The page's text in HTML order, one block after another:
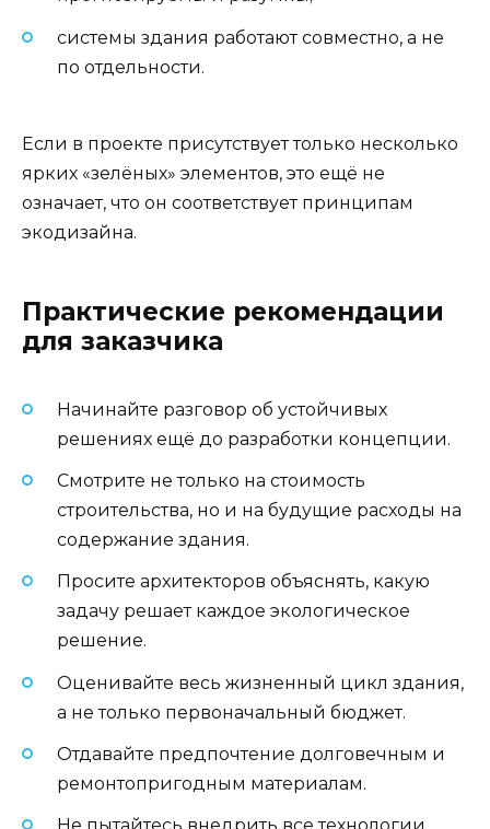
системы здания работают совместно, а не
по отдельности.
Если в проекте присутствует только несколько
ярких «зелёных» элементов, это ещё не
означает, что он соответствует принципам
экодизайна.
Практические рекомендации
для заказчика
Начинайте разговор об устойчивых
решениях ещё до разработки концепции.
Смотрите не только на стоимость
строительства, но и на будущие расходы на
содержание здания.
Просите архитекторов объяснять, какую
задачу решает каждое экологическое
решение.
Оценивайте весь жизненный цикл здания,
а не только первоначальный бюджет.
Отдавайте предпочтение долговечным и
ремонтопригодным материалам.